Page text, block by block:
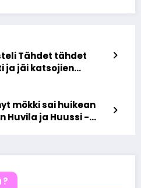
Tähdet tähdet
ja jäi katsojien
mökki sai huikean
Huvila ja Huussi -